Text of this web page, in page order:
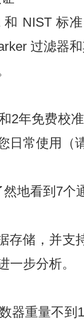
和 NIST 标
过滤器
2年免费校
日常使用（
地看到7个
存储，并支
一步分析。
器重量不到